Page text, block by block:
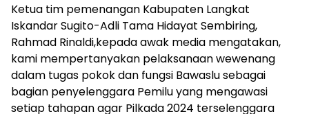
Ketua tim pemenangan Kabupaten Langkat
Iskandar Sugito-Adli Tama Hidayat Sembiring,
Rahmad Rinaldi,kepada awak media mengatakan,
kami mempertanyakan pelaksanaan wewenang
dalam tugas pokok dan fungsi Bawaslu sebagai
bagian penyelenggara Pemilu yang mengawasi
setiap tahapan agar Pilkada 2024 terselenggara